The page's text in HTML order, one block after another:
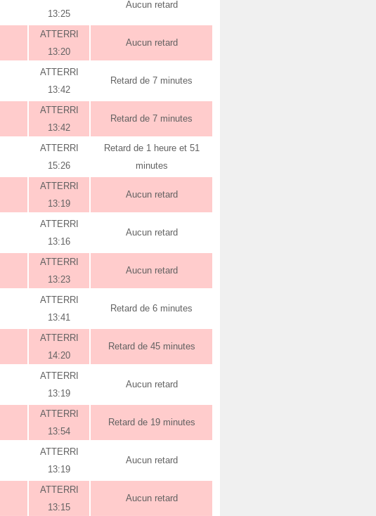
13:25
Aucun retard
ATTERRI
13:20
Aucun retard
ATTERRI
13:42
Retard de 7 minutes
ATTERRI
13:42
Retard de 7 minutes
ATTERRI
15:26
Retard de 1 heure et 51
minutes
ATTERRI
13:19
Aucun retard
ATTERRI
13:16
Aucun retard
ATTERRI
13:23
Aucun retard
ATTERRI
13:41
Retard de 6 minutes
ATTERRI
14:20
Retard de 45 minutes
ATTERRI
13:19
Aucun retard
ATTERRI
13:54
Retard de 19 minutes
ATTERRI
13:19
Aucun retard
ATTERRI
13:15
Aucun retard